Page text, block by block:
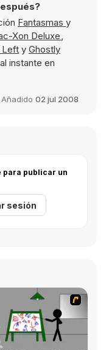
Fantasmas y
Xon Deluxe,
Left y Ghostly
instante en
Añadido 02 jul 2008
para publicar un
sesión